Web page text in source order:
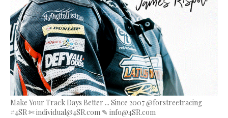
Make Your Track Days Better ... Since 2007 @forstreetracing
#4SR ✄ individual@4SR.com ✎ info@4SR.com